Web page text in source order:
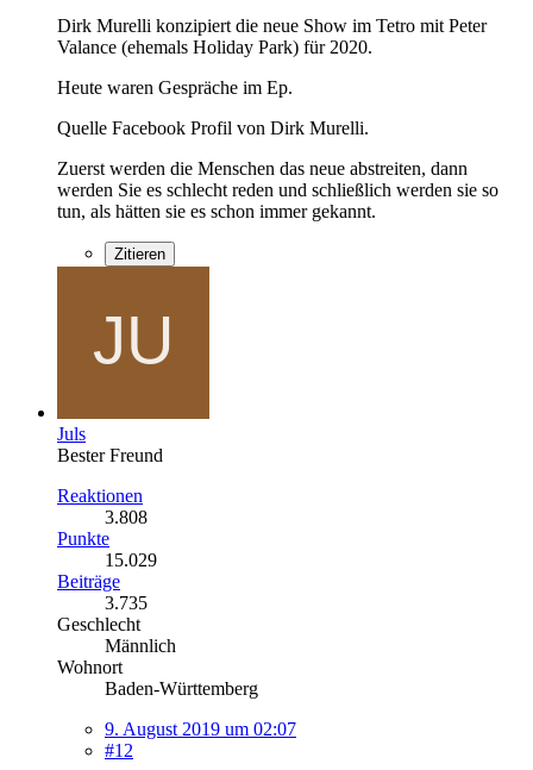
Dirk Murelli konzipiert die neue Show im Tetro mit Peter
Valance (ehemals Holiday Park) für 2020.
Heute waren Gespräche im Ep.
Quelle Facebook Profil von Dirk Murelli.
Zuerst werden die Menschen das neue abstreiten, dann
werden Sie es schlecht reden und schließlich werden sie so
tun, als hätten sie es schon immer gekannt.
Zitieren
Juls
Bester Freund
Reaktionen
3.808
Punkte
15.029
Beiträge
3.735
Geschlecht
Männlich
Wohnort
Baden-Württemberg
9. August 2019 um 02:07
#12